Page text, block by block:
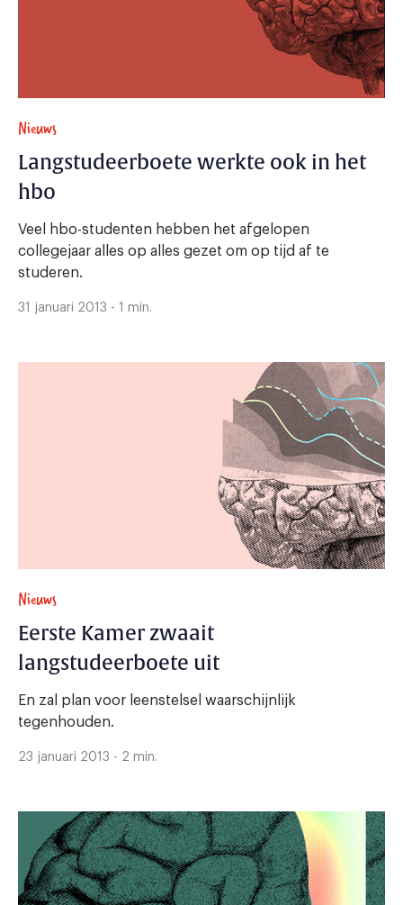
Nieuws
Langstudeerboete werkte ook in het
hbo
Veel hbo-studenten hebben het afgelopen
collegejaar alles op alles gezet om op tijd af te
studeren.
31 januari 2013 - 1 min.
Nieuws
Eerste Kamer zwaait
langstudeerboete uit
En zal plan voor leenstelsel waarschijnlijk
tegenhouden.
23 januari 2013 - 2 min.